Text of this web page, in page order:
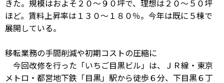
きた。規模はおよそ２０～９０坪で、理想は２０～５０坪
ほど。賃料上昇率は１３０～１８０％。今年は既に５棟で
展開している。
移転業務の手間削減や初期コストの圧縮に
今回改修を行った「いちご目黒ビル」は、ＪＲ線・東京
メトロ・都営地下鉄「目黒」駅から徒歩６分、下目黒６丁